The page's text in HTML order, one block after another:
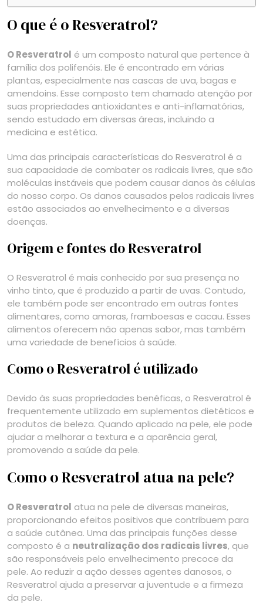
O que é o Resveratrol?
O Resveratrol é um composto natural que pertence à
família dos polifenóis. Ele é encontrado em várias
plantas, especialmente nas cascas de uva, bagas e
amendoins. Esse composto tem chamado atenção por
suas propriedades antioxidantes e anti-inflamatórias,
sendo estudado em diversas áreas, incluindo a
medicina e estética.
Uma das principais características do Resveratrol é a
sua capacidade de combater os radicais livres, que são
moléculas instáveis que podem causar danos às células
do nosso corpo. Os danos causados pelos radicais livres
estão associados ao envelhecimento e a diversas
doenças.
Origem e fontes do Resveratrol
O Resveratrol é mais conhecido por sua presença no
vinho tinto, que é produzido a partir de uvas. Contudo,
ele também pode ser encontrado em outras fontes
alimentares, como amoras, framboesas e cacau. Esses
alimentos oferecem não apenas sabor, mas também
uma variedade de benefícios à saúde.
Como o Resveratrol é utilizado
Devido às suas propriedades benéficas, o Resveratrol é
frequentemente utilizado em suplementos dietéticos e
produtos de beleza. Quando aplicado na pele, ele pode
ajudar a melhorar a textura e a aparência geral,
promovendo a saúde da pele.
Como o Resveratrol atua na pele?
O Resveratrol atua na pele de diversas maneiras,
proporcionando efeitos positivos que contribuem para
a saúde cutânea. Uma das principais funções desse
composto é a neutralização dos radicais livres, que
são responsáveis pelo envelhecimento precoce da
pele. Ao reduzir a ação desses agentes danosos, o
Resveratrol ajuda a preservar a juventude e a firmeza
da pele.